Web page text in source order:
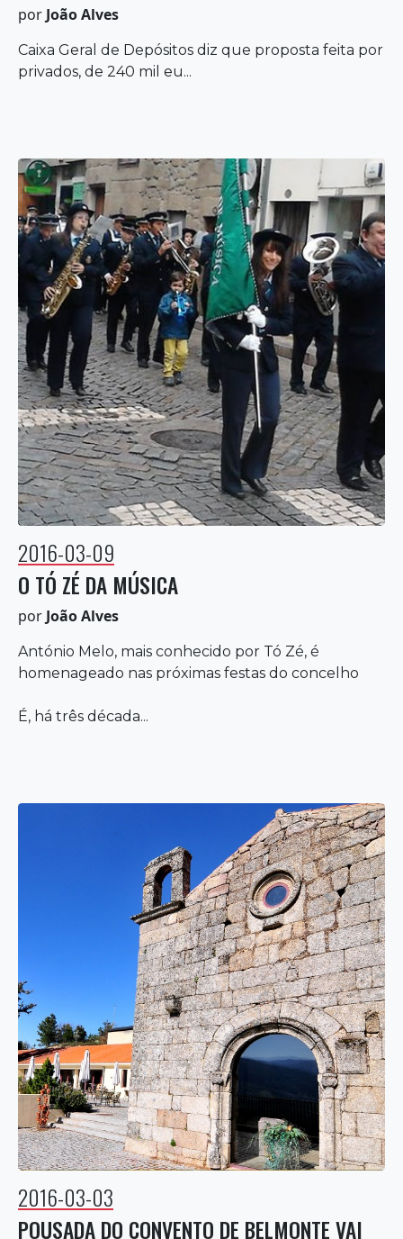
por João Alves
Caixa Geral de Depósitos diz que proposta feita por
privados, de 240 mil eu...
2016-03-09
O TÓ ZÉ DA MÚSICA
por João Alves
António Melo, mais conhecido por Tó Zé, é
homenageado nas próximas festas do concelho
É, há três década...
2016-03-03
POUSADA DO CONVENTO DE BELMONTE VAI